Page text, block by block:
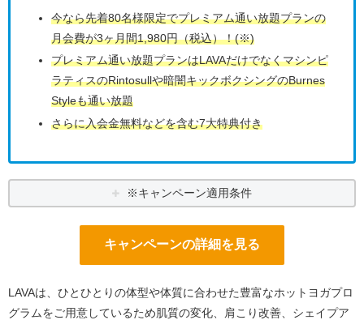
今なら先着80名様限定でプレミアム通い放題プランの
月会費が3ヶ月間1,980円（税込）！(※)
プレミアム通い放題プランはLAVAだけでなくマシンピ
ラティスのRintosullや暗闇キックボクシングのBurnes
Styleも通い放題
さらに入会金無料などを含む7大特典付き
※キャンペーン適用条件
キャンペーンの詳細を見る
LAVAは、ひとひとりの体型や体質に合わせた豊富なホットヨガプロ
グラムをご用意しているため肌質の変化、肩こり改善、シェイプア